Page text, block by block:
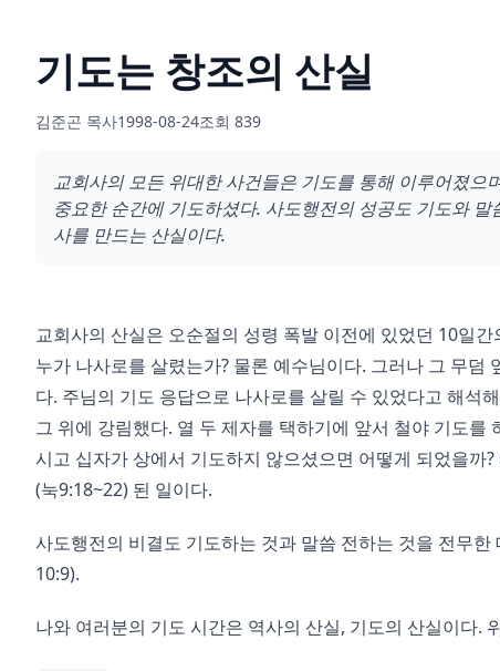
기도는 창조의 산실
김준곤 목사1998-08-24조회 839
교회사의 모든 위대한 사건들은 기도를 통해 이루어졌
중요한 순간에 기도하셨다. 사도행전의 성공도 기도와
사를 만드는 산실이다.
교회사의 산실은 오순절의 성령 폭발 이전에 있었던 10일
누가 나사로를 살렸는가? 물론 예수님이다. 그러나 그 무
다. 주님의 기도 응답으로 나사로를 살릴 수 있었다고 해석
그 위에 강림했다. 열 두 제자를 택하기에 앞서 철야 기도
시고 십자가 상에서 기도하지 않으셨으면 어떻게 되었을까
(눅9:18~22) 된 일이다.
사도행전의 비결도 기도하는 것과 말씀 전하는 것을 전무
10:9).
나와 여러분의 기도 시간은 역사의 산실, 기도의 산실이다.